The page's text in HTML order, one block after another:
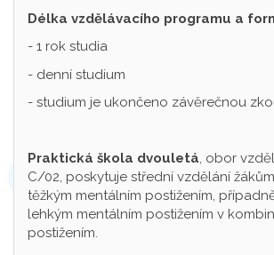
Délka vzdělávacího programu a
- 1 rok studia
- denní studium
- studium je ukončeno závěrečnou
Praktická škola dvouletá, obor
C/02, poskytuje střední vzdělání
těžkým mentálním postižením,
lehkým mentálním postižením v
postižením.